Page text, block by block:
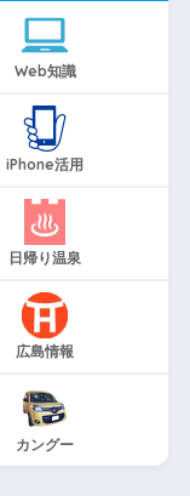
Web知識
iPhone活用
日帰り温泉
広島情報
カングー